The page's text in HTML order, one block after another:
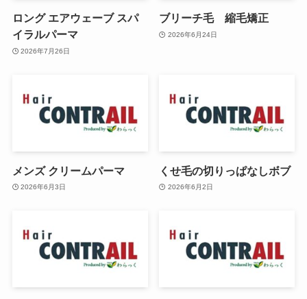
ロング エアウェーブ スパ
イラルパーマ
2026年7月26日
ブリーチ毛 縮毛矯正
2026年6月24日
メンズ クリームパーマ
2026年6月3日
くせ毛の切りっぱなしボブ
2026年6月2日